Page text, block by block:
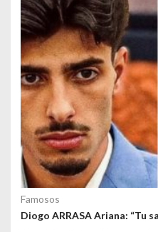
s
Famosos
Diogo ARRASA Ariana: “Tu